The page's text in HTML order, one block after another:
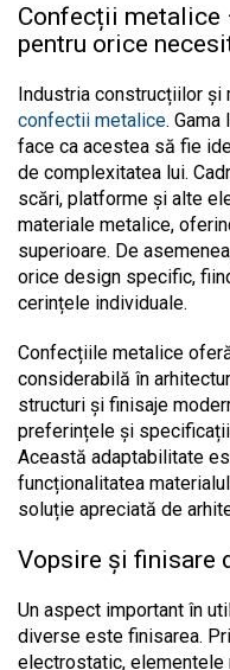
Confecții metalice
pentru orice
Industria construcțiilor și
confectii metalice.
face ca acestea să fie
de complexitatea lui.
scări, platforme și alte
materiale metalice,
superioare. De
orice design specific,
cerințele individuale.
Confecțiile metalice
considerabilă în
structuri și finisaje
preferințele și
Această adaptabilitate
funcționalitatea
soluție apreciată de
Vopsire și finisare
Un aspect important în
diverse este finisarea.
electrostatic,